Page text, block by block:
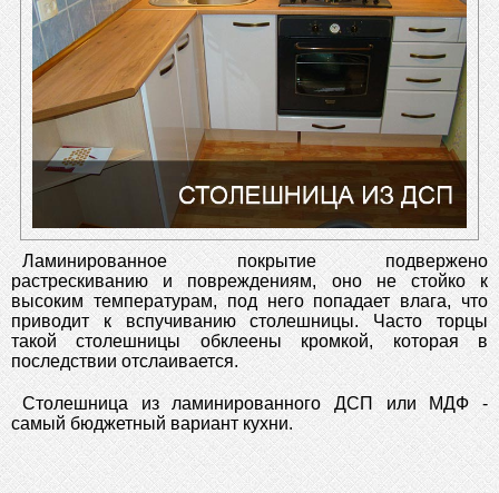
Ламинированное покрытие подвержено
растрескиванию и повреждениям, оно не стойко к
высоким температурам, под него попадает влага, что
приводит к вспучиванию столешницы. Часто торцы
такой столешницы обклеены кромкой, которая в
последствии отслаивается.
Столешница из ламинированного ДСП или МДФ -
самый бюджетный вариант кухни.